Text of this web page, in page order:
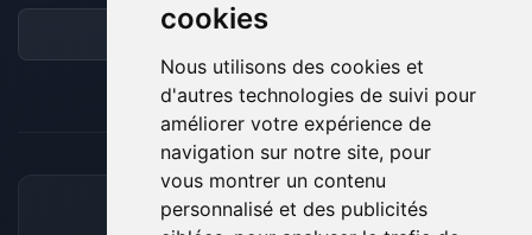
cookies
Nous utilisons des cookies et
d'autres technologies de suivi pour
améliorer votre expérience de
navigation sur notre site, pour
vous montrer un contenu
personnalisé et des publicités
Forum
MOYENS DE PAIEMENT ACCEPTÉS